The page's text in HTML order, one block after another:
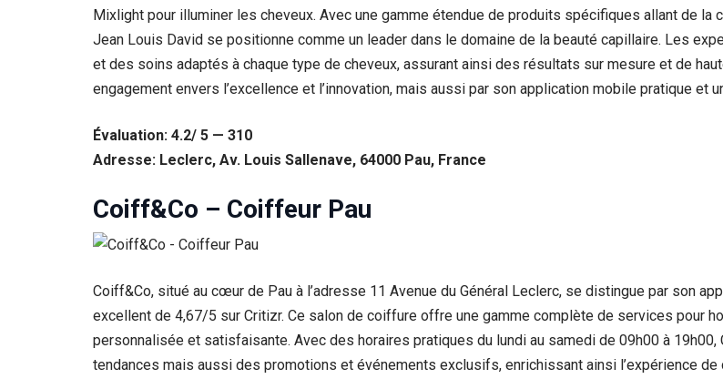
Mixlight pour illuminer les cheveux. Avec une gamme étendue de produits spécifiques allant de la
Jean Louis David se positionne comme un leader dans le domaine de la beauté capillaire. Les
et des soins adaptés à chaque type de cheveux, assurant ainsi des résultats sur mesure et de
engagement envers l’excellence et l’innovation, mais aussi par son application mobile pratique et
Évaluation: 4.2/ 5 — 310
Adresse: Leclerc, Av. Louis Sallenave, 64000 Pau, France
Coiff&Co – Coiffeur Pau
Coiff&Co, situé au cœur de Pau à l’adresse 11 Avenue du Général Leclerc, se distingue par son
excellent de 4,67/5 sur Critizr. Ce salon de coiffure offre une gamme complète de services pour
personnalisée et satisfaisante. Avec des horaires pratiques du lundi au samedi de 09h00 à
tendances mais aussi des promotions et événements exclusifs, enrichissant ainsi l’expérience
Nécessaire
Ces cookies ne
facultatifs. Ils
nécessaires au
améliorer la
fonctionnalité
et la structure